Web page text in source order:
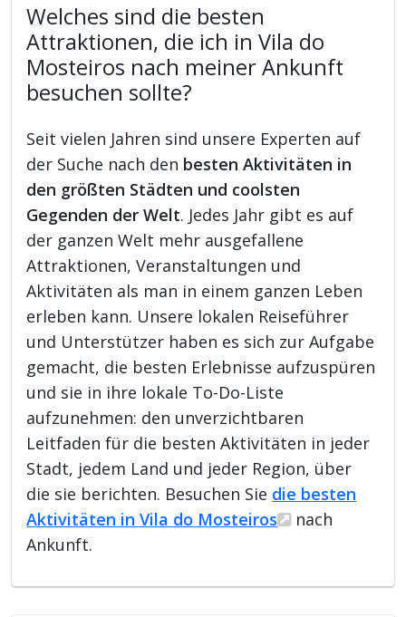
Welches sind die besten
Attraktionen, die ich in Vila do
Mosteiros nach meiner Ankunft
besuchen sollte?
Seit vielen Jahren sind unsere Experten auf
der Suche nach den besten Aktivitäten in
den größten Städten und coolsten
Gegenden der Welt. Jedes Jahr gibt es auf
der ganzen Welt mehr ausgefallene
Attraktionen, Veranstaltungen und
Aktivitäten als man in einem ganzen Leben
erleben kann. Unsere lokalen Reiseführer
und Unterstützer haben es sich zur Aufgabe
gemacht, die besten Erlebnisse aufzuspüren
und sie in ihre lokale To-Do-Liste
aufzunehmen: den unverzichtbaren
Leitfaden für die besten Aktivitäten in jeder
Stadt, jedem Land und jeder Region, über
die sie berichten. Besuchen Sie die besten
Aktivitäten in Vila do Mosteiros
nach
Ankunft.